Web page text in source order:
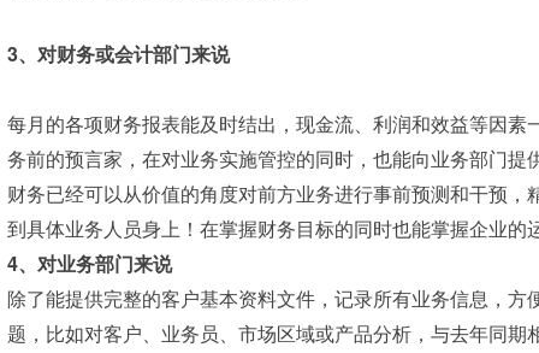
3、对财务或会计部门来说
每月的各项财务报表能及时结出，现金流、利润和效益等因
务前的预言家，在对业务实施管控的同时，也能向业务部门提
财务已经可以从价值的角度对前方业务进行事前预测和干预
到具体业务人员身上！在掌握财务目标的同时也能掌握企业
4、对业务部门来说
除了能提供完整的客户基本资料文件，记录所有业务信息，
题，比如对客户、业务员、市场区域或产品分析，与去年同